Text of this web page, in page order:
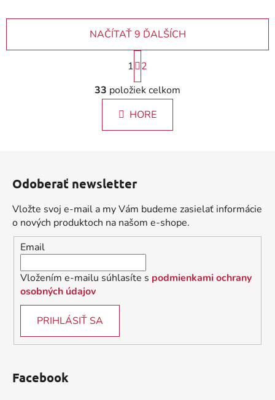
O
v
l
á
d
e
p
r
v
k
y
v
ý
NAČÍTAŤ 9 ĎALŠÍCH
S
t
r
á
n
k
e
1
2
33 položiek celkom
HORE
Odoberať newsletter
Vložte svoj e-mail a my Vám budeme zasielať informácie
o nových produktoch na našom e-shope.
Email
Vložením e-mailu súhlasíte s podmienkami ochrany
osobných údajov
PRIHLÁSIŤ SA
Facebook